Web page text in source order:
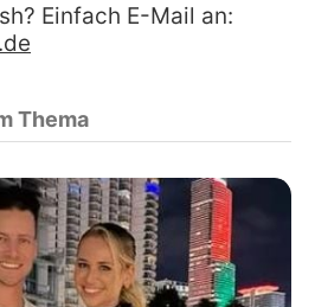
Einfach E-Mail an:
Thema